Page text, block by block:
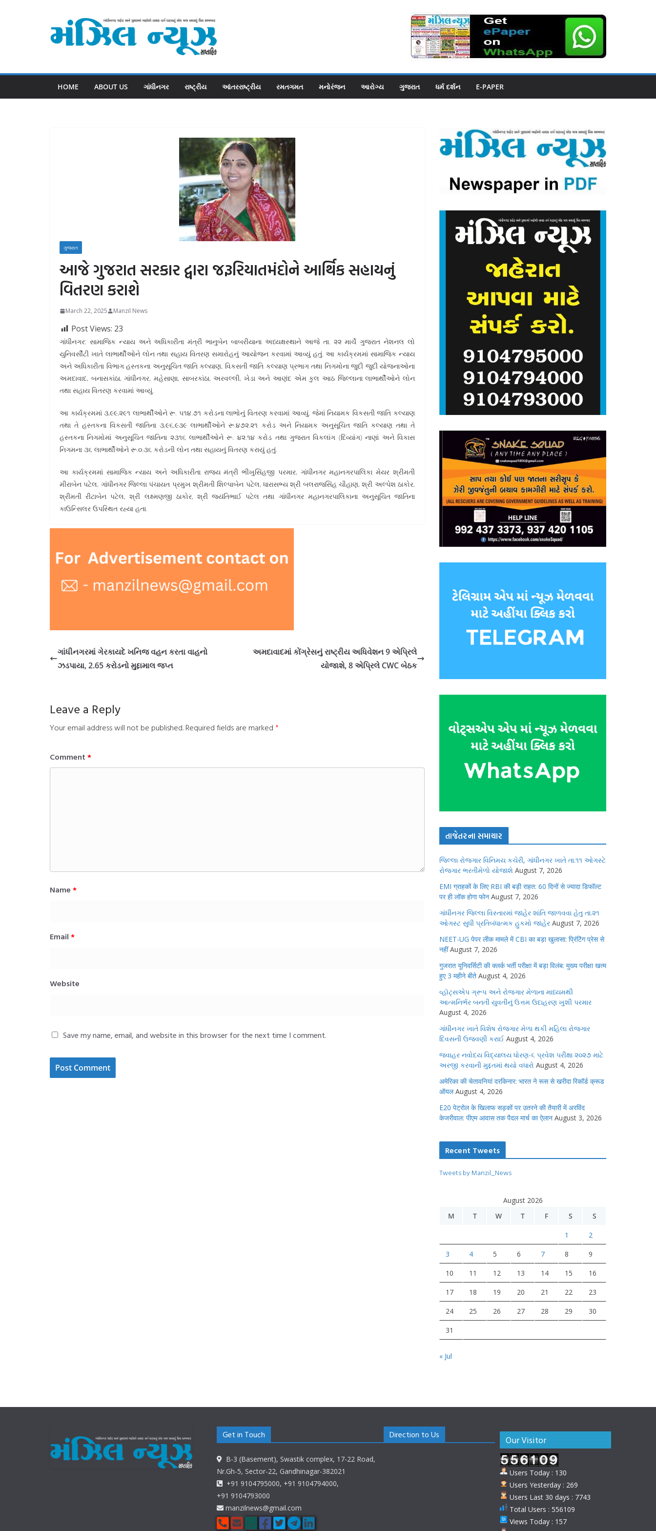
HOME ABOUT US ગાંધીનગર રાષ્ટ્રીય આંતરરાષ્ટ્રીય રમતગમત મનોરંજન આરોગ્ય ગુજરાત ધર્મ દર્શન E-PAPER
ગુજરાત
આજે ગુજરાત સરકાર દ્વારા જરૂરિયાતમંદોને આર્થિક સહાયનું
વિતરણ કરાશે
March 22, 2025 Manzil News
Post Views: 23
ગાંધીનગર: સામાજિક ન્યાય અને અધિકારીતા મંત્રી ભાનુબેન બાબરીયાના અધ્યક્ષસ્થાને આજે તા. ૨૨ માર્ચે ગુજરાત નેશનલ લો
યુનિવર્સીટી ખાતે લાભાર્થીઓને લોન તથા સહાય વિતરણ સમારોહનું આયોજન કરવામાં આવ્યું હતું. આ કાર્યક્રમમાં સામાજિક ન્યાય
અને અધિકારીતા વિભાગ હસ્તકના અનુસૂચિત જાતિ કલ્યાણ, વિકસતી જાતિ કલ્યાણ પ્રભાગ તથા નિગમોના જુદી જુદી યોજનાઓના
અમદાવાદ, બનાસકાંઠા, ગાંધીનગર, મહેસાણા, સાબરકાંઠા, અરવલ્લી, ખેડા અને આણંદ એમ કુલ આઠ જિલ્લાના લાભાર્થીઓને લોન
તથા સહાય વિતરણ કરવામાં આવ્યું.
આ કાર્યક્રમમાં ૩,૯૯,૨૯૧ લાભાર્થીઓને રૂ. ૫૧૪.૭૧ કરોડના લાભોનું વિતરણ કરવામાં આવ્યું. જેમાં નિયામક વિકસતી જાતિ કલ્યાણ
તથા તે હસ્તકના વિકસતી જાતિના ૩,૯૬,૯૩૯ લાભાર્થીઓને રૂ.૪૭૨.૨૧ કરોડ અને નિયામક અનુસૂચિત જાતિ કલ્યાણ તથા તે
હસ્તકના નિગમોમાં અનુસૂચિત જાતિના ૨૩૧૬ લાભાર્થીઓને રૂ. ૪૨.૧૪ કરોડ તથા ગુજરાત વિકલાંગ (દિવ્યાંગ) નાણાં અને વિકાસ
નિગમના ૩૬ લાભાર્થીઓને રૂ.૦.૩૬ કરોડની લોન તથા સહાયનું વિતરણ કરાયું હતું.
આ કાર્યક્રમમાં સામાજિક ન્યાય અને અધિકારીતા રાજ્ય મંત્રી ભીખુસિંહજી પરમાર, ગાંધીનગર મહાનગરપાલિકા મેયર શ્રીમતી
મીરાબેન પટેલ, ગાંધીનગર જિલ્લા પંચાયત પ્રમુખ શ્રીમતી શિલ્પાબેન પટેલ, ધારાસભ્ય શ્રી બલરાજસિંહ ચૌહાણ, શ્રી અલ્પેશ ઠાકોર,
શ્રીમતી રીટાબેન પટેલ, શ્રી લક્ષ્મણજી ઠાકોર, શ્રી જયંતિભાઈ પટેલ તથા ગાંધીનગર મહાનગરપાલિકાના અનુસૂચિત જાતિના
કાઉન્સિલર ઉપસ્થિત રહ્યા હતા.
ગાંધીનગરમાં ગેરકાયદે ખનિજ વહન કરતા વાહનો
ઝડપાયા, 2.65 કરોડનો મુદ્દામાલ જપ્ત
અમદાવાદમાં કોંગ્રેસનું રાષ્ટ્રીય અધિવેશન 9 એપ્રિલે
યોજાશે, 8 એપ્રિલે CWC બેઠક
Leave a Reply
Your email address will not be published. Required fields are marked *
Comment *
Name *
Email *
Website
Save my name, email, and website in this browser for the next time I comment.
તાજેતરના સમાચાર
જિલ્લા રોજગાર વિનિમય કચેરી, ગાંધીનગર ખાતે તા.૧૧ ઓગસ્ટે
રોજગાર ભરતીમેળો યોજાશે August 7, 2026
EMI ग्राहकों के लिए RBI की बड़ी राहत: 60 दिनों से ज्यादा डिफॉल्ट
पर ही लॉक होगा फोन August 7, 2026
ગાંધીનગર જિલ્લા વિસ્તારમાં જાહેર શાંતિ જાળવવા હેતુ તા.૨૧
ઓગસ્ટ સુધી પ્રતિબંધાત્મક હુકમો જાહેર August 7, 2026
NEET-UG पेपर लीक मामले में CBI का बड़ा खुलासा: प्रिंटिंग प्रेस से
नहीं August 7, 2026
गुजरात यूनिवर्सिटी की क्लर्क भर्ती परीक्षा में बड़ा विलंब: मुख्य परीक्षा खत्म
हुए 3 महीने बीते August 4, 2026
વ્હૉટ્સએપ ગ્રૂપ અને રોજગાર મેળાના માધ્યમથી
આત્મનિર્ભર બનતી યુવતીનું ઉત્તમ ઉદાહરણ ખુશી પરમાર
August 4, 2026
ગાંધીનગર ખાતે વિશેષ રોજગાર મેળા થકી મહિલા રોજગાર
દિવસની ઉજવણી કરાઈ August 4, 2026
જવાહર નવોદય વિદ્યાલય ધોરણ-૬ પ્રવેશ પરીક્ષા ૨૦૨૭ માટે
અરજી કરવાની મુદ્દતમાં થયો વધારો August 4, 2026
अमेरिका की चेतावनियां दरकिनार: भारत ने रूस से खरीदा रिकॉर्ड क्रूड
ऑयल August 4, 2026
E20 पेट्रोल के खिलाफ सड़कों पर उतरने की तैयारी में अरविंद
केजरीवाल: पीएम आवास तक पैदल मार्च का ऐलान August 3, 2026
Recent Tweets
Tweets by Manzil_News
August 2026
M
T W T F S S
1 2
3 4 5 6 7 8 9
10 11 12 13 14 15 16
17 18 19 20 21 22 23
24 25 26 27 28 29 30
31
« Jul
Get in Touch
B-3 (Basement), Swastik complex, 17-22 Road,
Nr.Gh-5, Sector-22, Gandhinagar-382021
+91 9104795000, +91 9104794000,
+91 9104793000
manzilnews@gmail.com
Direction to Us Our Visitor
Users Today : 130
Users Yesterday : 269
Users Last 30 days : 7743
Total Users : 556109
Views Today : 157